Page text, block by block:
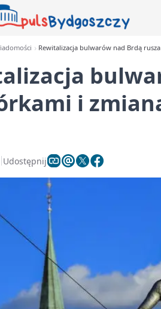
Rewitalizacja bulwarów nad Brdą
i
Udostępnij